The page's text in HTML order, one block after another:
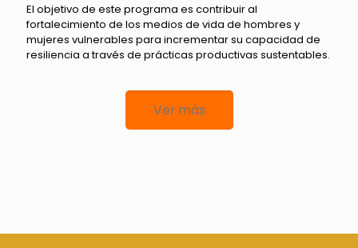
El objetivo de este programa es contribuir al
fortalecimiento de los medios de vida de hombres y
mujeres vulnerables para incrementar su capacidad de
resiliencia a través de prácticas productivas sustentables.
Ver más